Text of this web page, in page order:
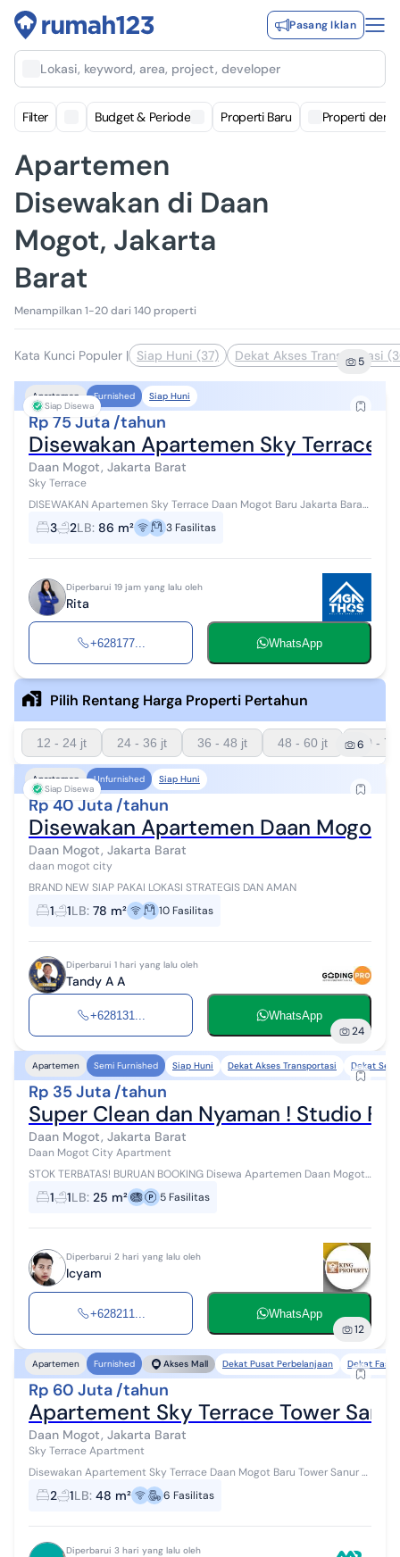
Pasang Iklan
Lokasi, keyword, area, project, developer
Filter Budget & Periode Properti Baru Properti
Apartemen
Disewakan di Daan
Mogot, Jakarta
Barat
Menampilkan 1-20 dari 140 properti
Kata Kunci Populer | Siap Huni (37) Dekat Akses Transportasi
5
Siap Disewa
Apartemen Furnished Siap Huni
Rp 75 Juta /tahun
Disewakan Apartemen Sky Terrace
Daan Mogot, Jakarta Barat
Sky Terrace
DISEWAKAN Apartemen Sky Terrace Daan Mogot Baru Jakarta Barat
LB: 86m2 KT: 3 KM: 2 AC: 4 Water heater: 2 Full furnished View: Kolam
renang Harga ...
3 2LB: 86 m² 3 Fasilitas
Diperbarui 19 jam yang lalu oleh
Rita
+628177... WhatsApp
Pilih Rentang Harga Properti Pertahun
12 - 24 jt 24 - 36 jt 36 - 48 jt 48 - 60 jt 60 -
6
Siap Disewa
Apartemen Unfurnished Siap Huni
Rp 40 Juta /tahun
Disewakan Apartemen Daan Mogot
Daan Mogot, Jakarta Barat
daan mogot city
BRAND NEW SIAP PAKAI LOKASI STRATEGIS DAN AMAN
1 1LB: 78 m² 10 Fasilitas
Diperbarui 1 hari yang lalu oleh
Tandy A A
+628131... WhatsApp
24
Apartemen Semi Furnished Siap Huni Dekat Akses Transportasi Dekat
Rp 35 Juta /tahun
Super Clean dan Nyaman ! Studio
Daan Mogot, Jakarta Barat
Daan Mogot City Apartment
STOK TERBATAS! BURUAN BOOKING Disewa Apartemen Daan Mogot
City - Semanan, Kalideres, Jakarta Barat Hunian studio modern &
super cozy dengan desain...
1 1LB: 25 m² 5 Fasilitas
Diperbarui 2 hari yang lalu oleh
Icyam
+628211... WhatsApp
12
Apartemen Furnished Akses Mall Dekat Pusat Perbelanjaan Dekat
Rp 60 Juta /tahun
Apartement Sky Terrace Tower
Daan Mogot, Jakarta Barat
Sky Terrace Apartment
Disewakan Apartement Sky Terrace Daan Mogot Baru Tower Sanur Lt
03 Tipe 2BR : 48,8 m2 Full Furnished View Kolam Renang Fasilitas : -
Kartu Akses -...
2 1LB: 48 m² 6 Fasilitas
Diperbarui 3 hari yang lalu oleh